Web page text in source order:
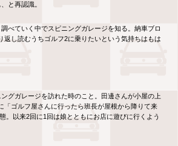
と再認識。
べていく中でスピニングガレージを知る。納車ブロ
返し読むうちゴルフ2に乗りたいという気持ちはもは
グガレージを訪れた時のこと。田邊さんが小屋の上
「ゴルフ屋さんに行ったら班長が屋根から降りて来
。以来2回に1回は娘とともにお店に遊びに行くよう